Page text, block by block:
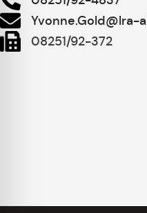
Yvonne.Gold@lra-
08251/92-372